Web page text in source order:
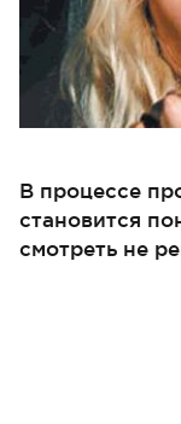
В процессе
становится
смотреть не